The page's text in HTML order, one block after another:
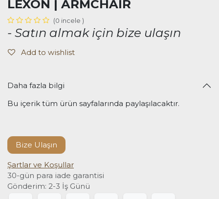
LEXON | ARMCHAIR
(0 incele )
- Satın almak için bize ulaşın
Add to wishlist
Daha fazla bilgi
Bu içerik tüm ürün sayfalarında paylaşılacaktır.
Bize Ulaşın
Şartlar ve Koşullar
30-gün para iade garantisi
Gönderim: 2-3 İş Günü